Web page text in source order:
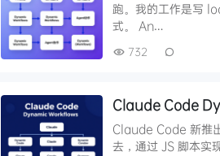
跑。我的工作是写
式。 An…
732
Claude Code
Claude Code 新推
去，通过 JS 脚本实